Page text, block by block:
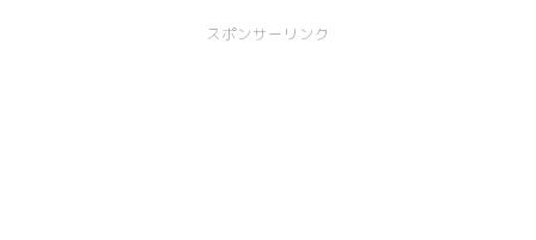
スポンサーリンク